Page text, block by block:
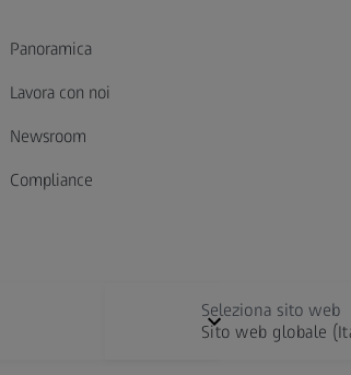
Panoramica
Lavora con noi
Newsroom
Compliance
Seleziona sito web
Sito web globale